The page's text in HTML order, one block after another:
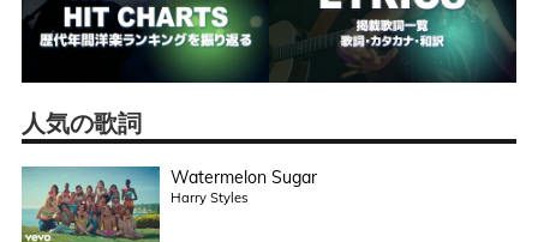
人気の歌詞
Watermelon Sugar
Harry Styles